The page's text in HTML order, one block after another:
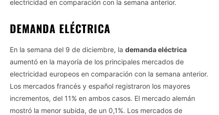
electricidad en comparación con la semana anterior.
DEMANDA ELÉCTRICA
En la semana del 9 de diciembre, la demanda eléctrica
aumentó en la mayoría de los principales mercados de
electricidad europeos en comparación con la semana anterior.
Los mercados francés y español registraron los mayores
incrementos, del 11% en ambos casos. El mercado alemán
mostró la menor subida, de un 0,1%. Los mercados de